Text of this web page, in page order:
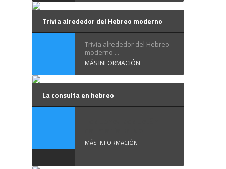
Trivia alrededor del Hebreo moderno
Trivia alrededor del Hebreo
moderno ...
MÁS INFORMACIÓN
La consulta en hebreo
MÁS INFORMACIÓN